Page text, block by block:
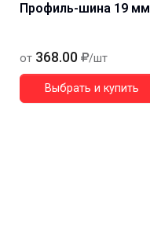
Профиль-шина 19 мм
от 368.00 /шт
Выбрать и купить